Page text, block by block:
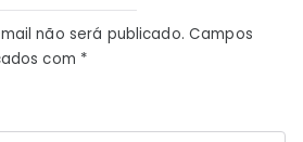
não será publicado. Campos
com *